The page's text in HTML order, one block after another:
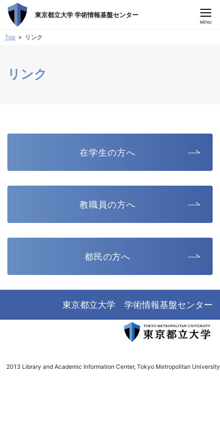
CLOSE
MENU
Top リンク
リンク
在学生の方へ
教職員の方へ
都民の方へ
東京都立大学 学術情報基盤センター
2013 Library and Academic Information Center, Tokyo Metropolitan University
東京都立大学 学術情報基盤センター